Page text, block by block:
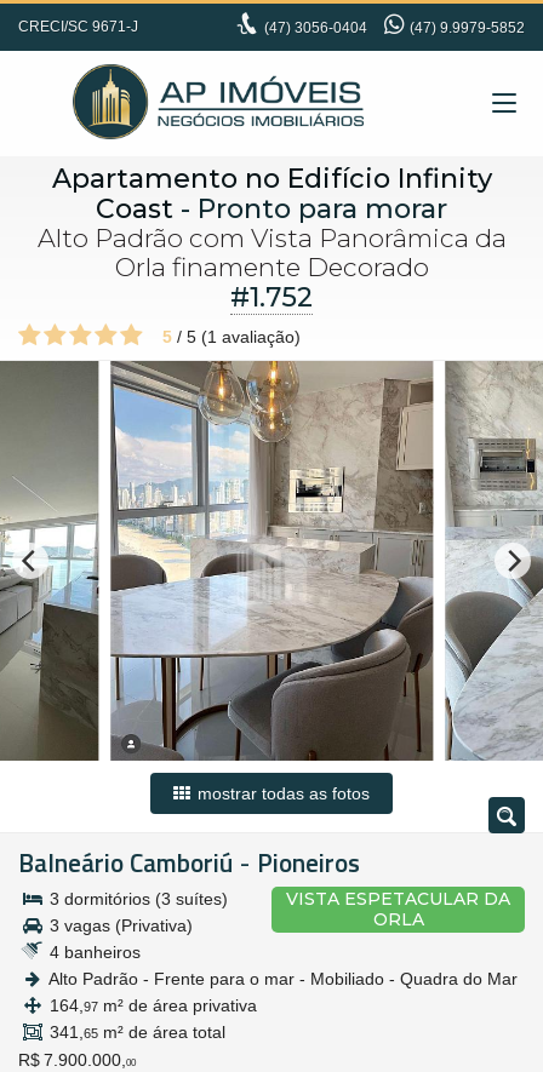
CRECI/SC 9671-J (47) 3056-0404 (47) 9.9979-5852
Apartamento no Edifício Infinity
Coast - Pronto para morar
Alto Padrão com Vista Panorâmica da
Orla finamente Decorado
#1.752
5 / 5 (1 avaliação)
mostrar todas as fotos
Balneário Camboriú - Pioneiros
VISTA ESPETACULAR DA
ORLA
3 dormitórios (3 suítes)
3 vagas (Privativa)
4 banheiros
Alto Padrão - Frente para o mar - Mobiliado - Quadra do Mar
164, 97 m² de área privativa
341, 65 m² de área total
R$ 7.900.000, 00